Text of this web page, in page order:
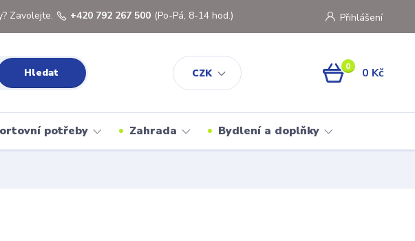
CZK
Přihlášení
Hledat
Zavolejte. +420 792 267 500 (Po-Pá, 8-14 hod.)
0 0 Kč
potřeby Zahrada Bydlení a doplňky